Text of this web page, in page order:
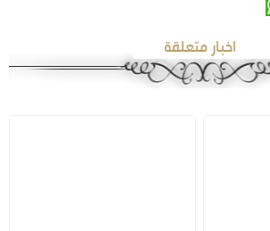
اخبار متعلقة